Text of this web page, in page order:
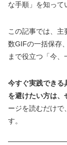
な手順」を知って
この記事では、
数GIFの一括保存
まで役立つ「今、
今すぐ実践できる
を避けたい方は、
ージを読むだけで
す。